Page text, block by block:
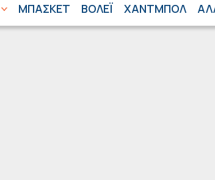
ΜΠΑΣΚΕΤ ΒΟΛΕΪ ΧΑΝΤΜΠΟΛ